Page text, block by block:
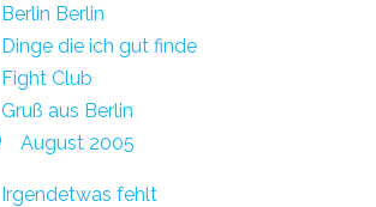
Berlin Berlin
Dinge die ich gut finde
Fight Club
Gruß aus Berlin
August 2005
Irgendetwas fehlt